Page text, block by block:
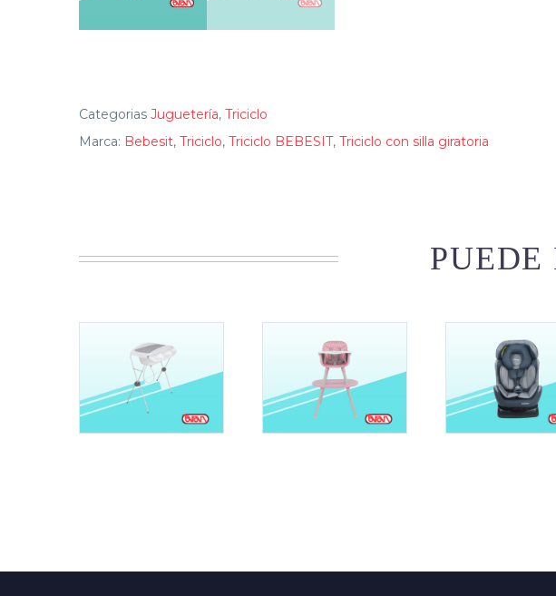
Categorias Juguetería, Triciclo
Marca: Bebesit, Triciclo, Triciclo BEBESIT, Triciclo con silla giratoria
PUEDE